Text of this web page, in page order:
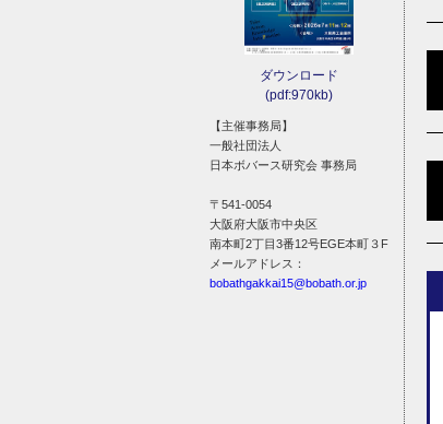
ダウンロード
(pdf:970kb)
【主催事務局】
一般社団法人
日本ボバース研究会 事務局
〒541-0054
大阪府大阪市中央区
南本町2丁目3番12号EGE本町３F
メールアドレス：
bobathgakkai15@bobath.or.jp